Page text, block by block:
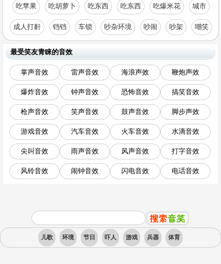
吃苹果 吃胡萝卜 吃东西 吃东西 吃爆米花 城市
成人打鼾 铛铛 车锁 吵杂环境 吵闹 吵架 嘲笑
最受笑友青睐的音效
掌声音效 雷声音效 海浪声效 鞭炮声效
爆炸音效 钟声音效 恐怖音效 搞笑音效
枪声音效 笑声音效 鼓声音效 脚步声效
游戏音效 汽车音效 火车音效 水滴音效
尖叫音效 雨声音效 风声音效 打字音效
风铃音效 闹钟音效 闪电音效 电话音效
儿歌 环境 节日 吓人 游戏 兵器 体育